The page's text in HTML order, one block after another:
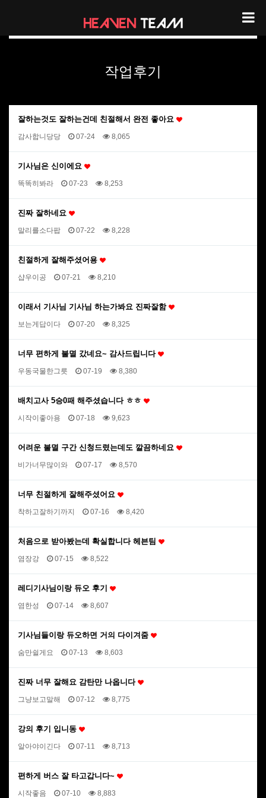
작업후기
잘하는것도 잘하는건데 친절해서 완전 좋아요
감사합니당당 07-24 8,065
기사님은 신이에요
똑똑히봐라 07-23 8,253
진짜 잘하네요
말리를소다팝 07-22 8,228
친절하게 잘해주셨어용
샵우이공 07-21 8,210
이래서 기사님 기사님 하는가봐요 진짜잘함
보는게답이다 07-20 8,325
너무 편하게 불멸 갔네요~ 감사드립니다
우동국물한그릇 07-19 8,380
배치고사 5승0패 해주셨습니다 ㅎㅎ
시작이좋아용 07-18 9,623
어려운 불멸 구간 신청드렸는데도 깔끔하네요
비가너무많이와 07-17 8,570
너무 친절하게 잘해주셨어요
착하고잘하기까지 07-16 8,420
처음으로 받아봤는데 확실합니다 헤븐팀
염장강 07-15 8,522
레디기사님이랑 듀오 후기
염한성 07-14 8,607
기사님들이랑 듀오하면 거의 다이겨줌
숨만쉴게요 07-13 8,603
진짜 너무 잘해요 감탄만 나옵니다
그냥보고말해 07-12 8,775
강의 후기 입니동
알아야이긴다 07-11 8,713
편하게 버스 잘 타고갑니다~
시작좋음 07-10 8,883